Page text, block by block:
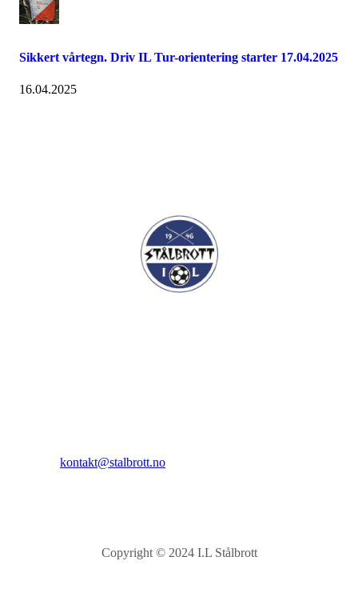
Sikkert vårtegn. Driv IL Tur-orientering starter 17.04.2025
16.04.2025
kontakt@stalbrott.no
Copyright © 2024 I.L Stålbrott